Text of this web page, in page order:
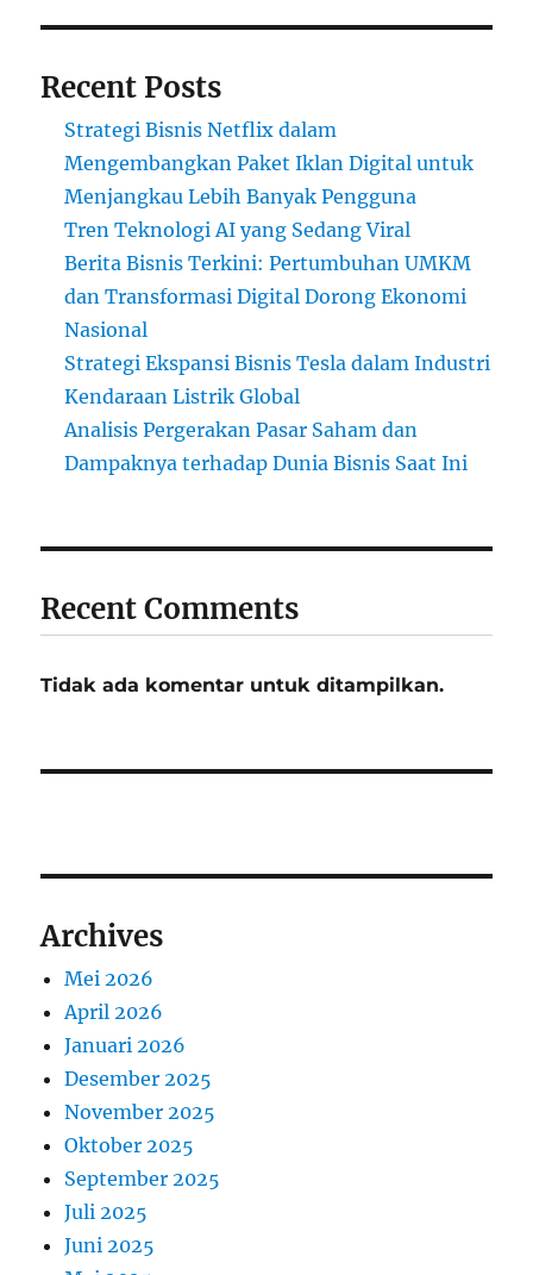
Recent Posts
Strategi Bisnis Netflix dalam
Mengembangkan Paket Iklan Digital untuk
Menjangkau Lebih Banyak Pengguna
Tren Teknologi AI yang Sedang Viral
Berita Bisnis Terkini: Pertumbuhan UMKM
dan Transformasi Digital Dorong Ekonomi
Nasional
Strategi Ekspansi Bisnis Tesla dalam Industri
Kendaraan Listrik Global
Analisis Pergerakan Pasar Saham dan
Dampaknya terhadap Dunia Bisnis Saat Ini
Recent Comments
Tidak ada komentar untuk ditampilkan.
Archives
Mei 2026
April 2026
Januari 2026
Desember 2025
November 2025
Oktober 2025
September 2025
Juli 2025
Juni 2025